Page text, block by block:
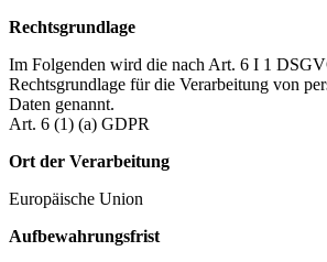
Rechtsgrundlage
Im Folgenden wird die nach Art. 6 I 1
Rechtsgrundlage für die Verarbeitung von
Daten genannt.
Art. 6 (1) (a) GDPR
Ort der Verarbeitung
Europäische Union
Aufbewahrungsfrist